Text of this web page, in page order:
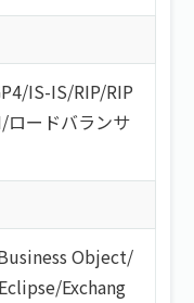
/IS-IS/RIP/RIP
/ロードバランサ
Object/
/Exchang